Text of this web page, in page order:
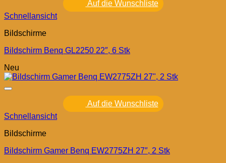
Auf die Wunschliste
Schnellansicht
Bildschirme
Bildschirm Benq GL2250 22″, 6 Stk
Neu
Auf die Wunschliste
Schnellansicht
Bildschirme
Bildschirm Gamer Benq EW2775ZH 27″, 2 Stk